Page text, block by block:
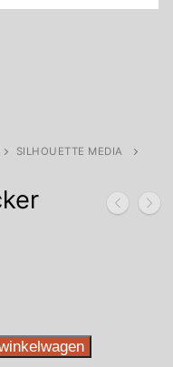
SILHOUETTE MEDIA